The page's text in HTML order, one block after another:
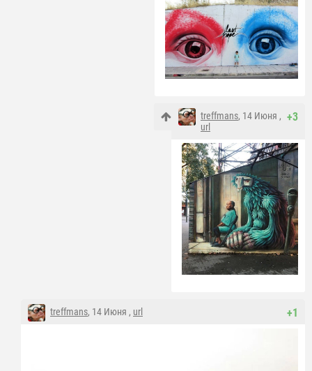
+3
treffmans, 14 Июня ,
url
+1
treffmans, 14 Июня , url